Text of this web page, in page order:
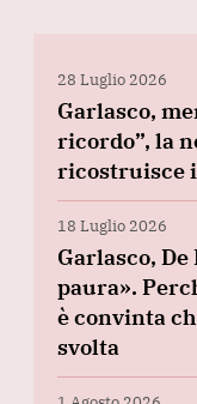
28 Luglio 2026
Garlasco,
ricordo”, la
ricostruisce
18 Luglio 2026
Garlasco, De
paura».
è convinta
svolta